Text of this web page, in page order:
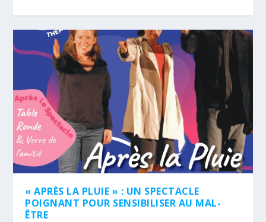
« APRÈS LA PLUIE » : UN SPECTACLE
POIGNANT POUR SENSIBILISER AU MAL-
ÊTRE